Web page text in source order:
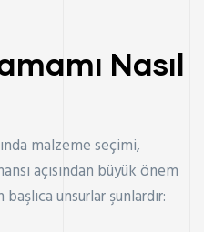
Nasıl
malzeme seçimi,
açısından büyük önem
unsurlar şunlardır: